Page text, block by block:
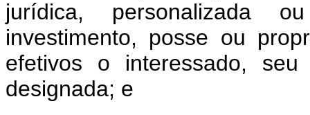
jurídica, personalizada
investimento, posse ou
efetivos o interessado,
designada; e